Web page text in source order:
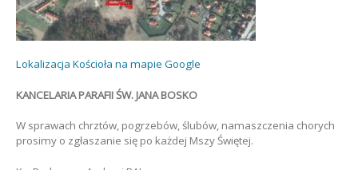
Lokalizacja Kościoła na mapie Google
KANCELARIA PARAFII ŚW. JANA BOSKO
W sprawach chrztów, pogrzebów, ślubów, namaszczenia chorych
prosimy o zgłaszanie się po każdej Mszy Świętej.